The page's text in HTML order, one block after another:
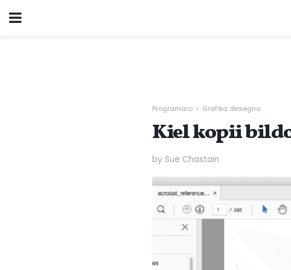
Programaro Grafika desegno
Kiel kopii
by Sue Chastain